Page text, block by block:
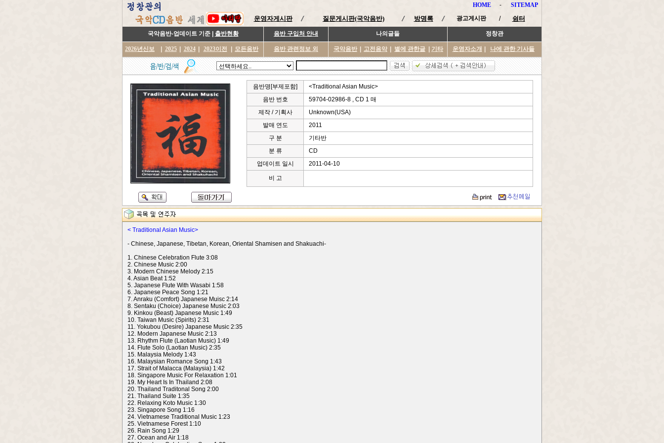
HOME - SITEMAP
운영자게시판 질문게시판(국악음반) 방명록 광고게시판 / 쉼터
국악음반-업데이트 기준 | 출반현황 음반 구입처 안내 나의글들 정창관
2026년신보 2025 2024 2023이전 모든음반 음반 관련정보 외 국악음반 고전음악 별에 관한글 기타 운영자소개 나에 관한 기사들
음반명[부제포함]
<Traditional Asian Music>
음반 번호
59704-02986-8 , CD 1 매
제작 / 기획사
Unknown(USA)
발매 연도
2011
구 분
기타반
분 류
CD
업데이트 일시
2011-04-10
비 고
< Traditional Asian Music>
- Chinese, Japanese, Tibetan, Korean, Oriental Shamisen and Shakuachi-
1. Chinese Celebration Flute 3:08
2. Chinese Music 2:00
3. Modern Chinese Melody 2:15
4. Asian Beat 1:52
5. Japanese Flute With Wasabi 1:58
6. Japanese Peace Song 1:21
7. Anraku (Comfort) Japanese Muisc 2:14
8. Sentaku (Choice) Japanese Music 2:03
9. Kinkou (Beast) Japanese Music 1:49
10. Taiwan Music (Spirits) 2:31
11. Yokubou (Desire) Japanese Music 2:35
12. Modern Japanese Music 2:13
13. Rhythm Flute (Laotian Music) 1:49
14. Flute Solo (Laotian Music) 2:35
15. Malaysia Melody 1:43
16. Malaysian Romance Song 1:43
17. Strait of Malacca (Malaysia) 1:42
18. Singapore Music For Relaxation 1:01
19. My Heart Is In Thailand 2:08
20. Thailand Traditonal Song 2:00
21. Thailand Suite 1:35
22. Relaxing Koto Music 1:30
23. Singapore Song 1:16
24. Vietnamese Traditional Music 1:23
25. Vietnamese Forest 1:10
26. Rain Song 1:29
27. Ocean and Air 1:18